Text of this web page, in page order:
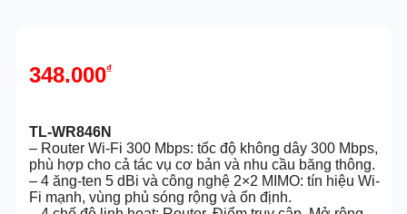
348.000₫
TL-WR846N
– Router Wi-Fi 300 Mbps: tốc độ không dây 300 Mbps,
phù hợp cho cả tác vụ cơ bản và nhu cầu băng thông.
– 4 ăng-ten 5 dBi và công nghệ 2×2 MIMO: tín hiệu Wi-
Fi mạnh, vùng phủ sóng rộng và ổn định.